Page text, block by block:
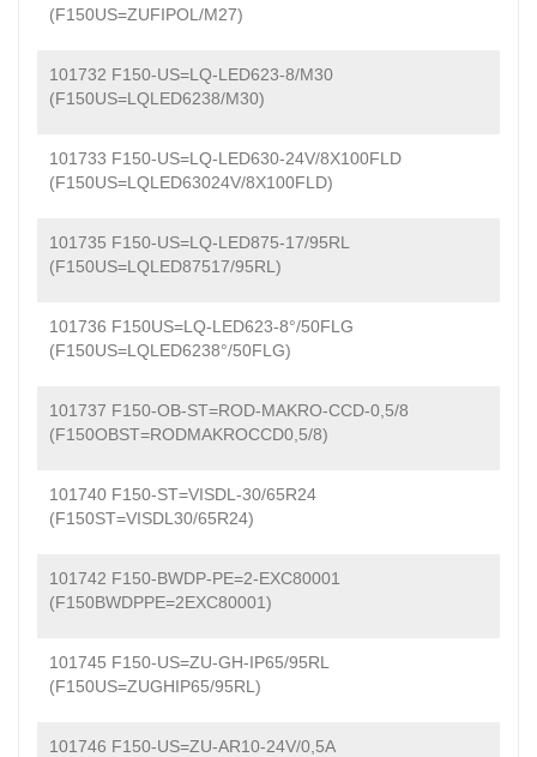
(F150US=ZUFIPOL/M27)
101732 F150-US=LQ-LED623-8/M30
(F150US=LQLED6238/M30)
101733 F150-US=LQ-LED630-24V/8X100FLD
(F150US=LQLED63024V/8X100FLD)
101735 F150-US=LQ-LED875-17/95RL
(F150US=LQLED87517/95RL)
101736 F150US=LQ-LED623-8°/50FLG
(F150US=LQLED6238°/50FLG)
101737 F150-OB-ST=ROD-MAKRO-CCD-0,5/8
(F150OBST=RODMAKROCCD0,5/8)
101740 F150-ST=VISDL-30/65R24
(F150ST=VISDL30/65R24)
101742 F150-BWDP-PE=2-EXC80001
(F150BWDPPE=2EXC80001)
101745 F150-US=ZU-GH-IP65/95RL
(F150US=ZUGHIP65/95RL)
101746 F150-US=ZU-AR10-24V/0,5A